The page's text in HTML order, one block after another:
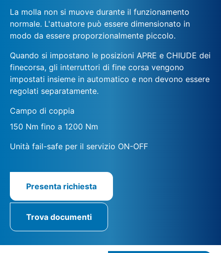
La molla non si muove durante il funzionamento
normale. L'attuatore può essere dimensionato in
modo da essere proporzionalmente piccolo.
Quando si impostano le posizioni APRE e CHIUDE dei
finecorsa, gli interruttori di fine corsa vengono
impostati insieme in automatico e non devono essere
regolati separatamente.
Campo di coppia
150 Nm fino a 1200 Nm
Unità fail-safe per il servizio ON-OFF
Presenta richiesta
Trova documenti